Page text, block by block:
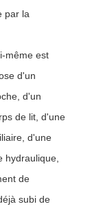
par la
même est
d'un
d'un
de lit, d'une
d'une
hydraulique,
de
subi de